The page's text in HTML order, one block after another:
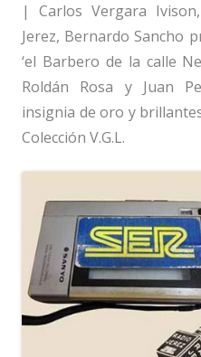
| Carlos Vergara
Jerez, Bernardo Sancho
‘el Barbero de la calle
Roldán Rosa y Juan
insignia de oro y
Colección V.G.L.